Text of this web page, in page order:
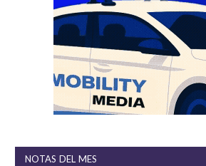
NOTAS DEL MES